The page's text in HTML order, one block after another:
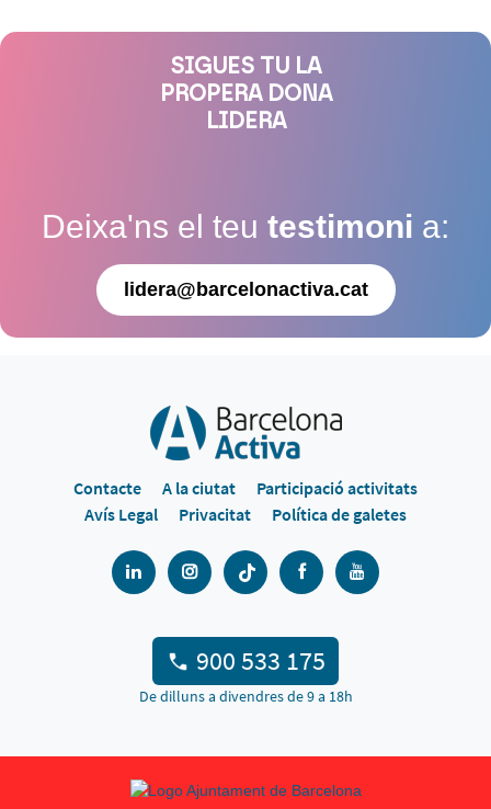
SIGUES TU LA
PROPERA DONA
LIDERA
Deixa'ns el teu testimoni a:
lidera@barcelonactiva.cat
Contacte A la ciutat
Participació activitats
Avís Legal
Privacitat Política de galetes
900 533 175
De dilluns a divendres de 9 a 18h